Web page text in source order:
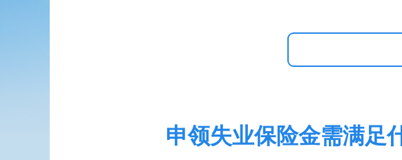
申领失业保险金需满足